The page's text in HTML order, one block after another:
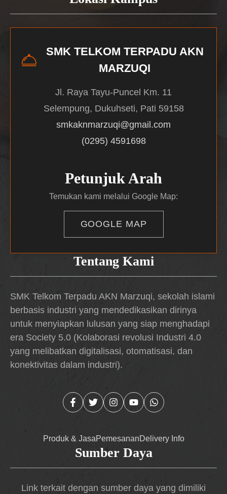
Tentang Kami
SMK Telkom Terpadu AKN Marzuqi, sekolah islami
berbasis industri yang mendedikasikan dirinya
untuk menyiapkan lulusan yang siap menghadapi
era Society 5.0 (Kolaborasi revolusi Industri 4.0
yang melibatkan digitalisasi, otomatisasi, dan
konektivitas dalam industri).
Produk & JasaPemesananDelivery Info
SMK TELKOM TERPADU AKN
MARZUQI
Jl. Raya Tayu-Puncel Km. 11
Selempung, Dukuhseti, Pati 59158
smkaknmarzuqi@gmail.com
(0295) 4591698
Petunjuk Arah
Temukan kami melalui Google Map:
GOOGLE MAP
Sumber Daya
Link terkait dengan sumber daya yang dimiliki